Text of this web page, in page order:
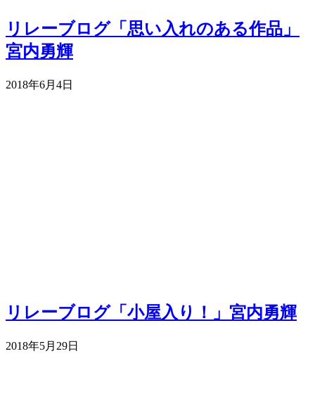
リレーブログ「思い入れのある作品」
宮内勇輝
2018年6月4日
リレーブログ「小屋入り！」宮内勇輝
2018年5月29日